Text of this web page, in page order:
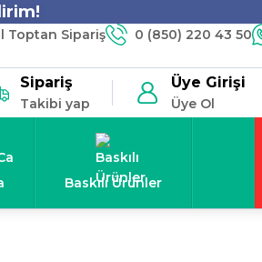
Toptan Sipariş 0 (850) 220 43 50
Sipariş
Takibi yap
Üye Girişi
Üye Ol
Baskılı Ürünler